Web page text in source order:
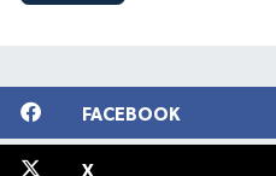
FACEBOOK
X